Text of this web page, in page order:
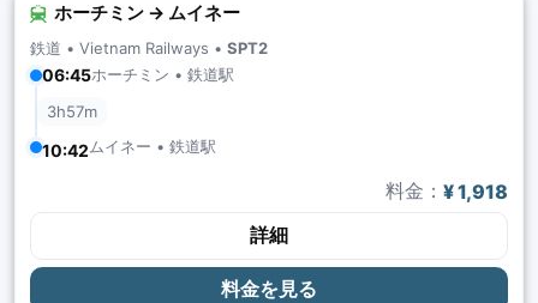
ホーチミン → ムイネー
鉄道 • Vietnam Railways • SPT2
06:45ホーチミン • 鉄道駅
3h57m
10:42ムイネー • 鉄道駅
料金： ¥ 1,918
詳細
料金を見る